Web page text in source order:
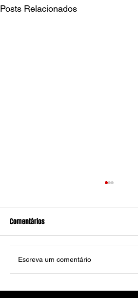
Posts Relacionados
Comentários
Escreva um comentário